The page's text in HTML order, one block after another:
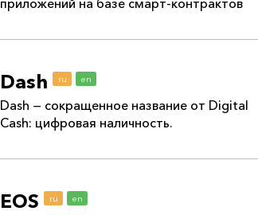
Dash ru en
Dash — сокращенное название от Digital
Cash: цифровая наличность.
EOS ru en